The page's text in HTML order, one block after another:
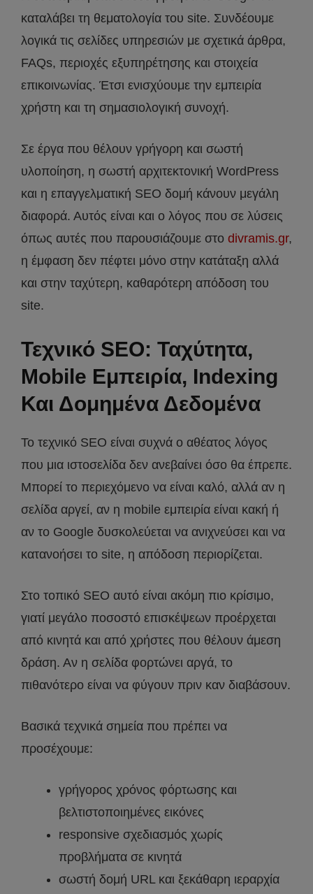
καταλάβει τη θεματολογία του site. Συνδέουμε
λογικά τις σελίδες υπηρεσιών με σχετικά άρθρα,
FAQs, περιοχές εξυπηρέτησης και στοιχεία
επικοινωνίας. Έτσι ενισχύουμε την εμπειρία
χρήστη και τη σημασιολογική συνοχή.
Σε έργα που θέλουν γρήγορη και σωστή
υλοποίηση, η σωστή αρχιτεκτονική WordPress
και η επαγγελματική SEO δομή κάνουν μεγάλη
διαφορά. Αυτός είναι και ο λόγος που σε λύσεις
όπως αυτές που παρουσιάζουμε στο divramis.gr,
η έμφαση δεν πέφτει μόνο στην κατάταξη αλλά
και στην ταχύτερη, καθαρότερη απόδοση του
site.
Τεχνικό SEO: Ταχύτητα,
Mobile Εμπειρία, Indexing
Και Δομημένα Δεδομένα
Το τεχνικό SEO είναι συχνά ο αθέατος λόγος
που μια ιστοσελίδα δεν ανεβαίνει όσο θα έπρεπε.
Μπορεί το περιεχόμενο να είναι καλό, αλλά αν η
σελίδα αργεί, αν η mobile εμπειρία είναι κακή ή
αν το Google δυσκολεύεται να ανιχνεύσει και να
κατανοήσει το site, η απόδοση περιορίζεται.
Στο τοπικό SEO αυτό είναι ακόμη πιο κρίσιμο,
γιατί μεγάλο ποσοστό επισκέψεων προέρχεται
από κινητά και από χρήστες που θέλουν άμεση
δράση. Αν η σελίδα φορτώνει αργά, το
πιθανότερο είναι να φύγουν πριν καν διαβάσουν.
Βασικά τεχνικά σημεία που πρέπει να
προσέχουμε:
γρήγορος χρόνος φόρτωσης και
βελτιστοποιημένες εικόνες
responsive σχεδιασμός χωρίς
προβλήματα σε κινητά
σωστή δομή URL και ξεκάθαρη ιεραρχία